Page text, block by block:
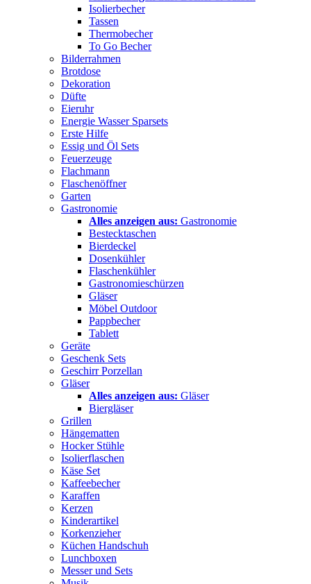
Isolierbecher
Tassen
Thermobecher
To Go Becher
Bilderrahmen
Brotdose
Dekoration
Düfte
Eieruhr
Energie Wasser Sparsets
Erste Hilfe
Essig und Öl Sets
Feuerzeuge
Flachmann
Flaschenöffner
Garten
Gastronomie
Alles anzeigen aus: Gastronomie
Bestecktaschen
Bierdeckel
Dosenkühler
Flaschenkühler
Gastronomieschürzen
Gläser
Möbel Outdoor
Pappbecher
Tablett
Geräte
Geschenk Sets
Geschirr Porzellan
Gläser
Alles anzeigen aus: Gläser
Biergläser
Grillen
Hängematten
Hocker Stühle
Isolierflaschen
Käse Set
Kaffeebecher
Karaffen
Kerzen
Kinderartikel
Korkenzieher
Küchen Handschuh
Lunchboxen
Messer und Sets